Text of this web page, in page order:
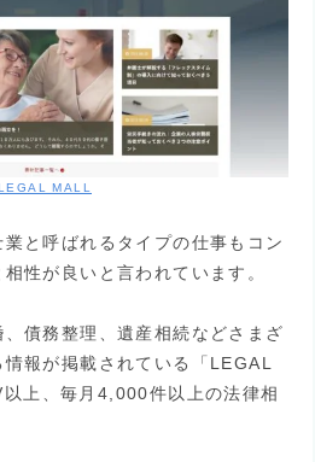
MALL
と呼ばれるタイプの仕事もコン
性が良いと言われています。
債務整理、遺産相続などさまざ
報が掲載されている「LEGAL
上、毎月4,000件以上の法律相